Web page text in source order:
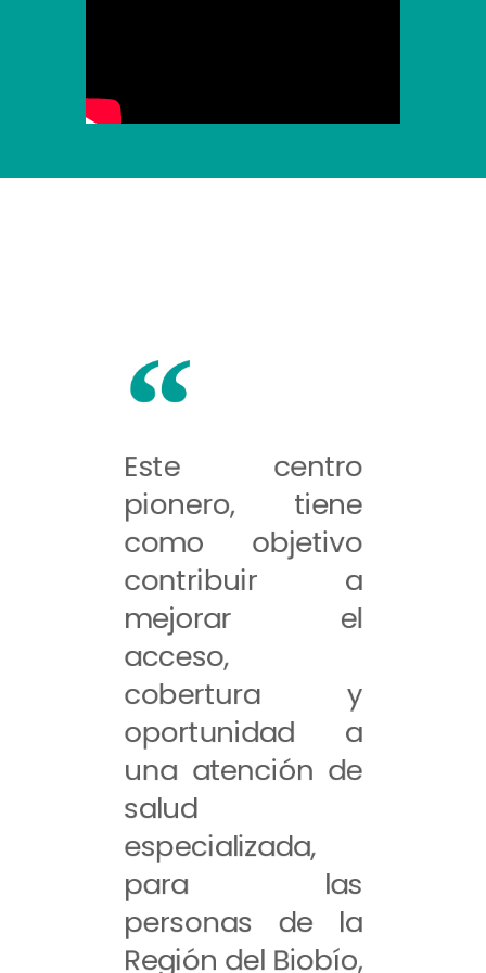
Este centro
pionero, tiene
como objetivo
contribuir a
mejorar el
acceso,
cobertura y
oportunidad a
una atención de
salud
especializada,
para las
personas de la
Región del Biobío,